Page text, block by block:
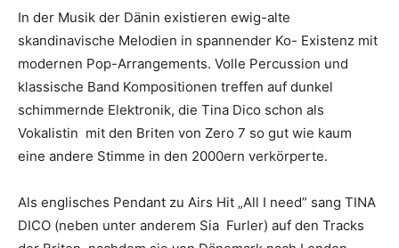
In der Musik der Dänin existieren ewig-alte
skandinavische Melodien in spannender Ko- Existenz mit
modernen Pop-Arrangements. Volle Percussion und
klassische Band Kompositionen treffen auf dunkel
schimmernde Elektronik, die Tina Dico schon als
Vokalistin mit den Briten von Zero 7 so gut wie kaum
eine andere Stimme in den 2000ern verkörperte.
Als englisches Pendant zu Airs Hit „All I need” sang TINA
DICO (neben unter anderem Sia Furler) auf den Tracks